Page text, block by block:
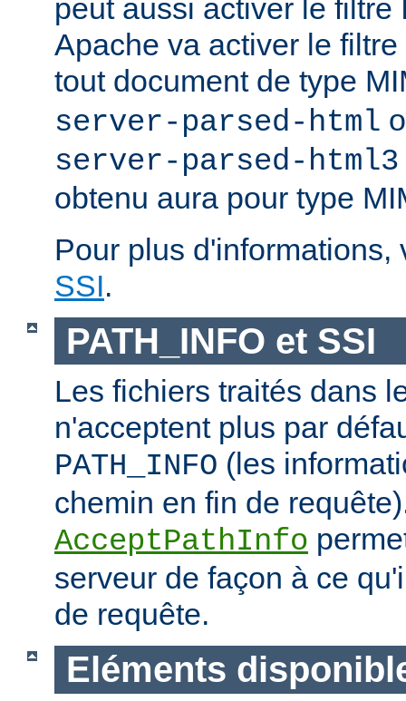
peut aussi activer le filtre
Apache va activer le
tout document de type
server-parsed-html
server-parsed-html3
obtenu aura pour type
Pour plus
SSI.
PATH_INFO et SSI
Les fichiers traités dans
n'acceptent plus par
PATH_INFO (les
chemin en fin de
AcceptPathInfo
serveur de façon à ce
de requête.
Eléments